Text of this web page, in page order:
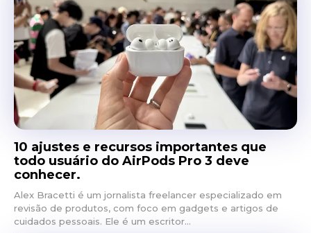
10 ajustes e recursos importantes que
todo usuário do AirPods Pro 3 deve
conhecer.
Alex Bracetti é um jornalista freelancer especializado em
revisão de produtos, com foco em gadgets e artigos de
cuidados pessoais. Ele é um escritor...